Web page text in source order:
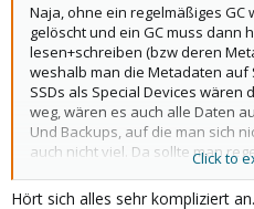
Naja, ohne ein regelmäßiges GC
gelöscht und ein GC muss dann
lesen+schreiben (bzw deren
weshalb man die Metadaten auf
SSDs als Special Devices wären
weg, wären es auch alle Daten
Und Backups, auf die man sich
auch nicht viel. Da sollte man
lassen, was dann heißt, alles an
Muss dann wieder Millionen von
Click to
Hört sich alles sehr kompliziert